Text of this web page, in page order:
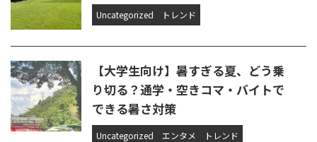
Uncategorized トレンド
【大学生向け】暑すぎる夏、どう乗
り切る？通学・空きコマ・バイトで
できる暑さ対策
Uncategorized エンタメ トレンド